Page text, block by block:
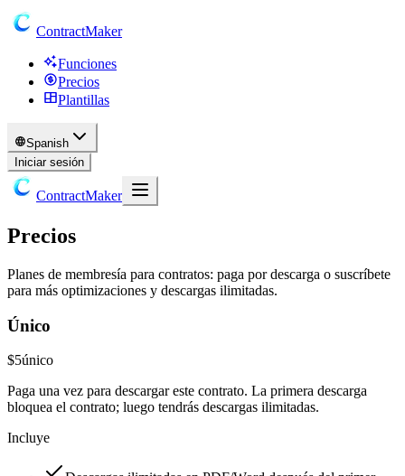
ContractMaker
Funciones
Precios
Plantillas
Spanish
Iniciar sesión
ContractMaker
Precios
Planes de membresía para contratos: paga por descarga o suscríbete
para más optimizaciones y descargas ilimitadas.
Único
$5único
Paga una vez para descargar este contrato. La primera descarga
bloquea el contrato; luego tendrás descargas ilimitadas.
Incluye